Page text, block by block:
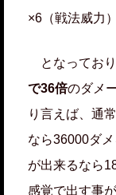
×6（戦法威力
となってお
で36倍のダメ
り言えば、通
なら36000ダ
が出来るなら
感覚で出す事